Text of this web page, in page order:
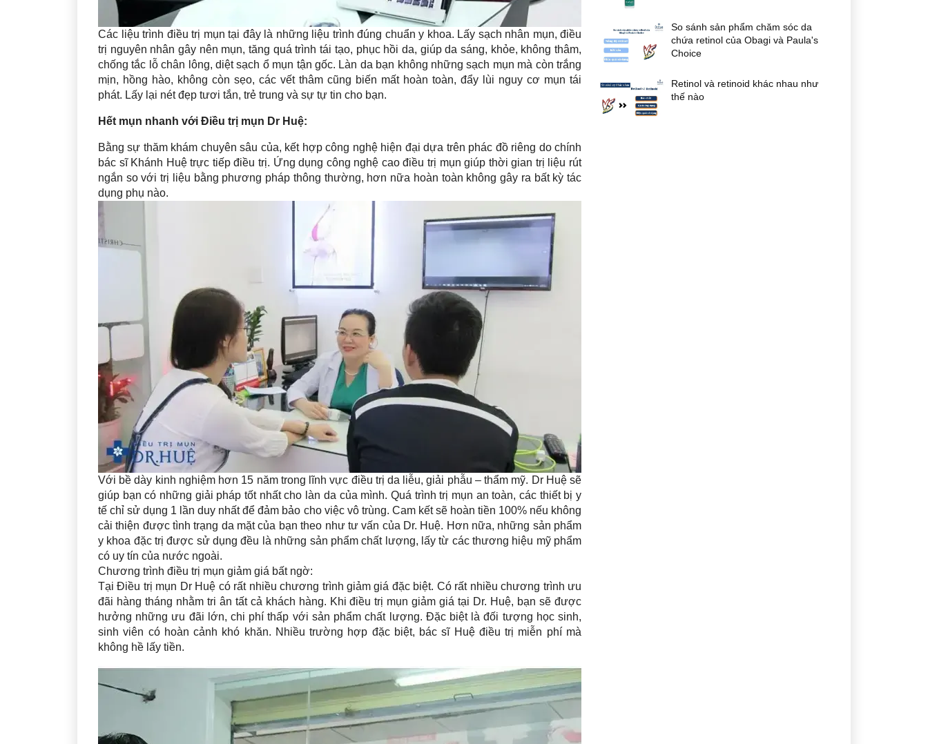
Các liệu trình điều trị mụn tại đây là những liệu trình đúng chuẩn y khoa. Lấy sạch nhân mụn, điều
trị nguyên nhân gây nên mụn, tăng quá trình tái tạo, phục hồi da, giúp da sáng, khỏe, không thâm,
chống tắc lỗ chân lông, diệt sạch ổ mụn tận gốc. Làn da bạn không những sạch mụn mà còn trắng
mịn, hồng hào, không còn sẹo, các vết thâm cũng biến mất hoàn toàn, đẩy lùi nguy cơ mụn tái
phát. Lấy lại nét đẹp tươi tắn, trẻ trung và sự tự tin cho bạn.
Hết mụn nhanh với Điều trị mụn Dr Huệ:
Bằng sự thăm khám chuyên sâu của, kết hợp công nghệ hiện đại dựa trên phác đồ riêng do chính
bác sĩ Khánh Huệ trực tiếp điều trị. Ứng dụng công nghệ cao điều trị mụn giúp thời gian trị liệu rút
ngắn so với trị liệu bằng phương pháp thông thường, hơn nữa hoàn toàn không gây ra bất kỳ tác
dụng phụ nào.
Với bề dày kinh nghiệm hơn 15 năm trong lĩnh vực điều trị da liễu, giải phẫu – thẩm mỹ. Dr Huệ sẽ
giúp bạn có những giải pháp tốt nhất cho làn da của mình. Quá trình trị mụn an toàn, các thiết bị y
tế chỉ sử dụng 1 lần duy nhất để đảm bảo cho việc vô trùng. Cam kết sẽ hoàn tiền 100% nếu không
cải thiện được tình trạng da mặt của bạn theo như tư vấn của Dr. Huệ. Hơn nữa, những sản phẩm
y khoa đặc trị được sử dụng đều là những sản phẩm chất lượng, lấy từ các thương hiệu mỹ phẩm
có uy tín của nước ngoài.
Chương trình điều trị mụn giảm giá bất ngờ:
Tại Điều trị mụn Dr Huệ có rất nhiều chương trình giảm giá đặc biệt. Có rất nhiều chương trình ưu
đãi hàng tháng nhằm tri ân tất cả khách hàng. Khi điều trị mụn giảm giá tại Dr. Huệ, bạn sẽ được
hưởng những ưu đãi lớn, chi phí thấp với sản phẩm chất lượng. Đặc biệt là đối tượng học sinh,
sinh viên có hoàn cảnh khó khăn. Nhiều trường hợp đặc biệt, bác sĩ Huệ điều trị miễn phí mà
không hề lấy tiền.
So sánh sản phẩm chăm sóc da
chứa retinol của Obagi và Paula's
Choice
Retinol và retinoid khác nhau như
thế nào